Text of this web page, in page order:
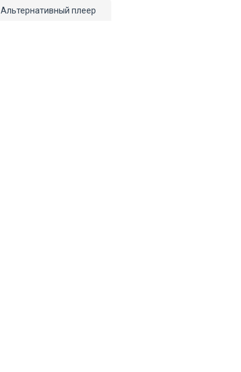
Альтернативный плеер